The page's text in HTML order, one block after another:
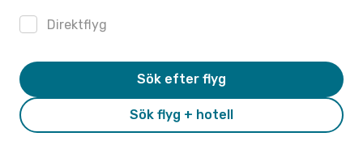
Direktflyg
Sök flyg + hotell
Sök efter flyg